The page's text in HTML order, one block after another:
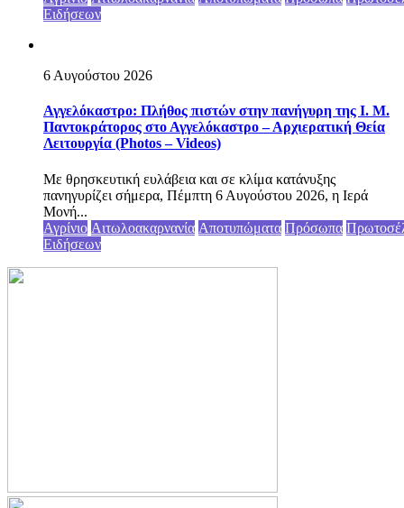
Ειδήσεων
6 Αυγούστου 2026
Αγγελόκαστρο: Πλήθος πιστών στην πανήγυρη της Ι. Μ.
Παντοκράτορος στο Αγγελόκαστρο – Αρχιερατική Θεία
Λειτουργία (Photos – Videos)
Με θρησκευτική ευλάβεια και σε κλίμα κατάνυξης
πανηγυρίζει σήμερα, Πέμπτη 6 Αυγούστου 2026, η Ιερά
Μονή...
Αγρίνιο Αιτωλοακαρνανία Αποτυπώματα Πρόσωπα
Ειδήσεων